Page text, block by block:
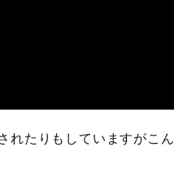
れたりもしていますがこん